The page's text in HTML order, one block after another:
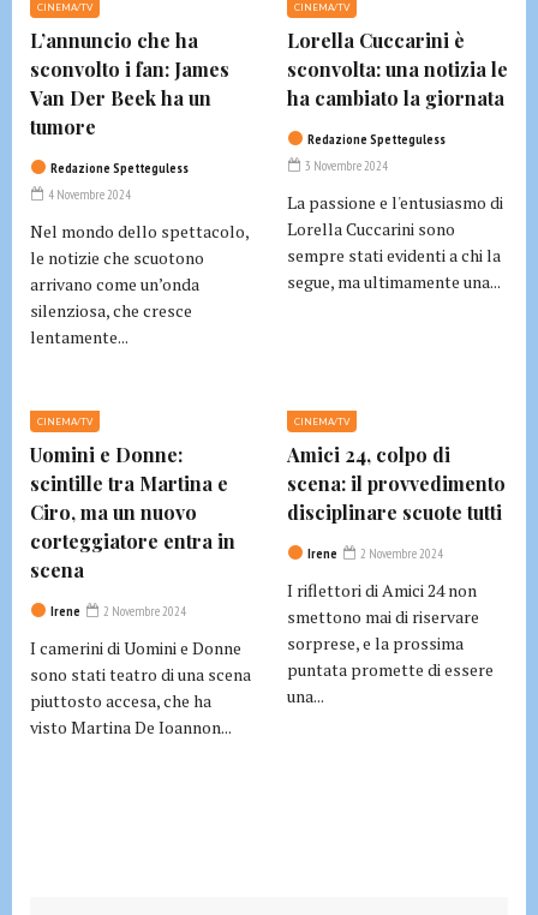
CINEMA/TV
L’annuncio che ha
sconvolto i fan: James
Van Der Beek ha un
tumore
Redazione Spetteguless
4 Novembre 2024
Nel mondo dello spettacolo,
le notizie che scuotono
arrivano come un’onda
silenziosa, che cresce
lentamente...
CINEMA/TV
Lorella Cuccarini è
sconvolta: una notizia le
ha cambiato la giornata
Redazione Spetteguless
3 Novembre 2024
La passione e l'entusiasmo di
Lorella Cuccarini sono
sempre stati evidenti a chi la
segue, ma ultimamente una...
CINEMA/TV
Uomini e Donne:
scintille tra Martina e
Ciro, ma un nuovo
corteggiatore entra in
scena
Irene 2 Novembre 2024
I camerini di Uomini e Donne
sono stati teatro di una scena
piuttosto accesa, che ha
visto Martina De Ioannon...
CINEMA/TV
Amici 24, colpo di
scena: il provvedimento
disciplinare scuote tutti
Irene 2 Novembre 2024
I riflettori di Amici 24 non
smettono mai di riservare
sorprese, e la prossima
puntata promette di essere
una...